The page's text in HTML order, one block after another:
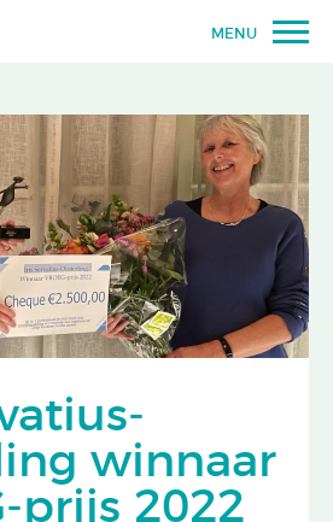
MENU
winnaar
prijs 2022